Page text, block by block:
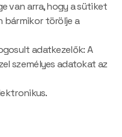
van arra, hogy a sütiket
bármikor törölje a
adatkezelők: A
személyes adatokat az